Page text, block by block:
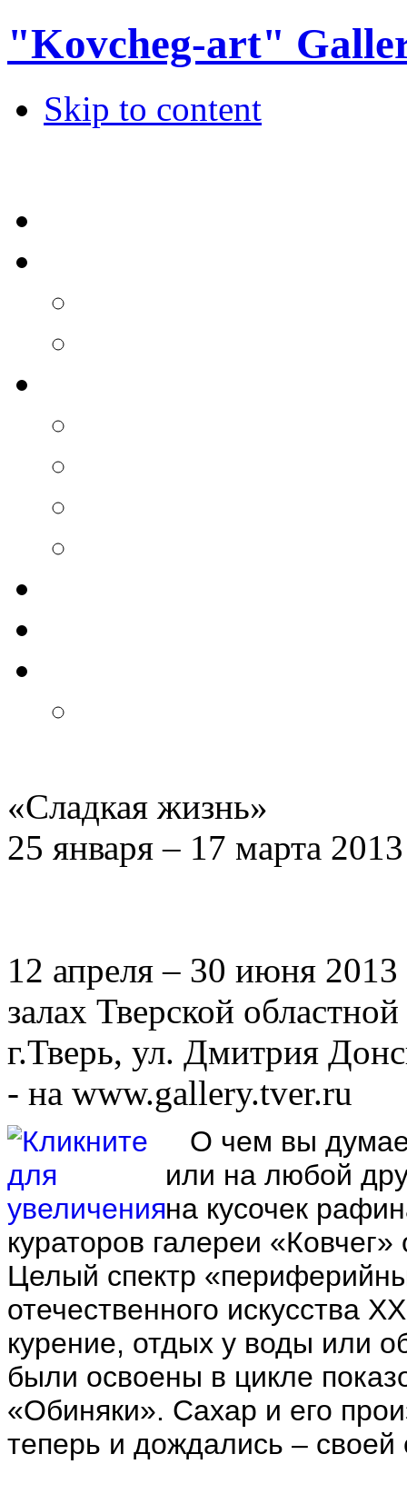
"Kovcheg-art"
Skip to content
«Сладкая жизнь»
25 января – 17 марта 2013
12 апреля – 30 июня 2013
залах Тверской
г.Тверь, ул. Дмитрия
- на www.gallery.tver.ru
О чем вы
или на любой
на кусочек
кураторов галереи
Целый спектр
отечественного искусства
курение, отдых у воды или
были освоены в цикле
«Обиняки». Сахар и его
теперь и дождались – своей